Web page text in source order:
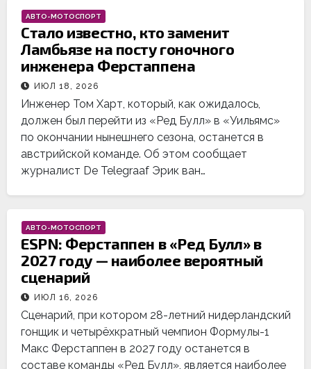
АВТО-МОТОСПОРТ
Стало известно, кто заменит
Ламбьязе на посту гоночного
инженера Ферстаппена
ИЮЛ 18, 2026
Инженер Том Харт, который, как ожидалось,
должен был перейти из «Ред Булл» в «Уильямс»
по окончании нынешнего сезона, останется в
австрийской команде. Об этом сообщает
журналист De Telegraaf Эрик ван…
АВТО-МОТОСПОРТ
ESPN: Ферстаппен в «Ред Булл» в
2027 году — наиболее вероятный
сценарий
ИЮЛ 16, 2026
Сценарий, при котором 28-летний нидерландский
гонщик и четырёхкратный чемпион Формулы-1
Макс Ферстаппен в 2027 году останется в
составе команды «Ред Булл», является наиболее